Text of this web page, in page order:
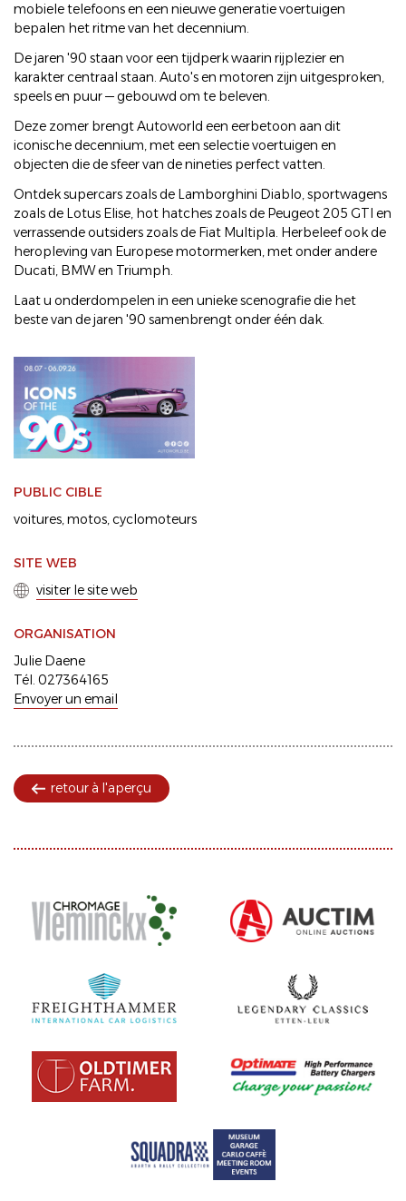
mobiele telefoons en een nieuwe generatie voertuigen
bepalen het ritme van het decennium.
De jaren '90 staan voor een tijdperk waarin rijplezier en
karakter centraal staan. Auto's en motoren zijn uitgesproken,
speels en puur — gebouwd om te beleven.
Deze zomer brengt Autoworld een eerbetoon aan dit
iconische decennium, met een selectie voertuigen en
objecten die de sfeer van de nineties perfect vatten.
Ontdek supercars zoals de Lamborghini Diablo, sportwagens
zoals de Lotus Elise, hot hatches zoals de Peugeot 205 GTI en
verrassende outsiders zoals de Fiat Multipla. Herbeleef ook de
heropleving van Europese motormerken, met onder andere
Ducati, BMW en Triumph.
Laat u onderdompelen in een unieke scenografie die het
beste van de jaren '90 samenbrengt onder één dak.
PUBLIC CIBLE
voitures motos cyclomoteurs
SITE WEB
visiter le site web
ORGANISATION
Julie Daene
Tél. 027364165
Envoyer un email
retour à l'aperçu